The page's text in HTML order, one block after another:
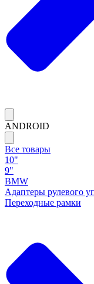
ANDROID
Все товары
10"
9"
BMW
Адаптеры рулевого
Переходные рамки